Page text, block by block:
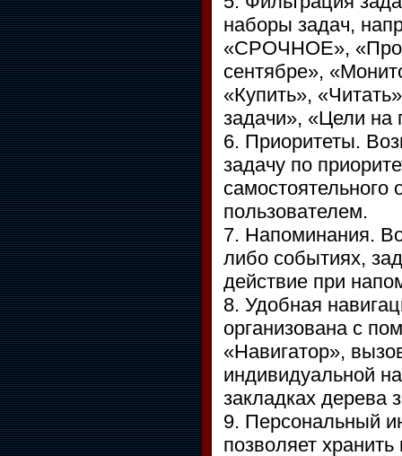
наборы задач,
«СРОЧНОЕ»,
сентябре»,
«Купить»,
задачи», «Цели на
6. Приоритеты.
задачу по
самостоятельного
пользователем.
7. Напоминания.
либо событиях,
действие при
8. Удобная
организована с
«Навигатор»,
индивидуальной
закладках дерева
9. Персональный
позволяет